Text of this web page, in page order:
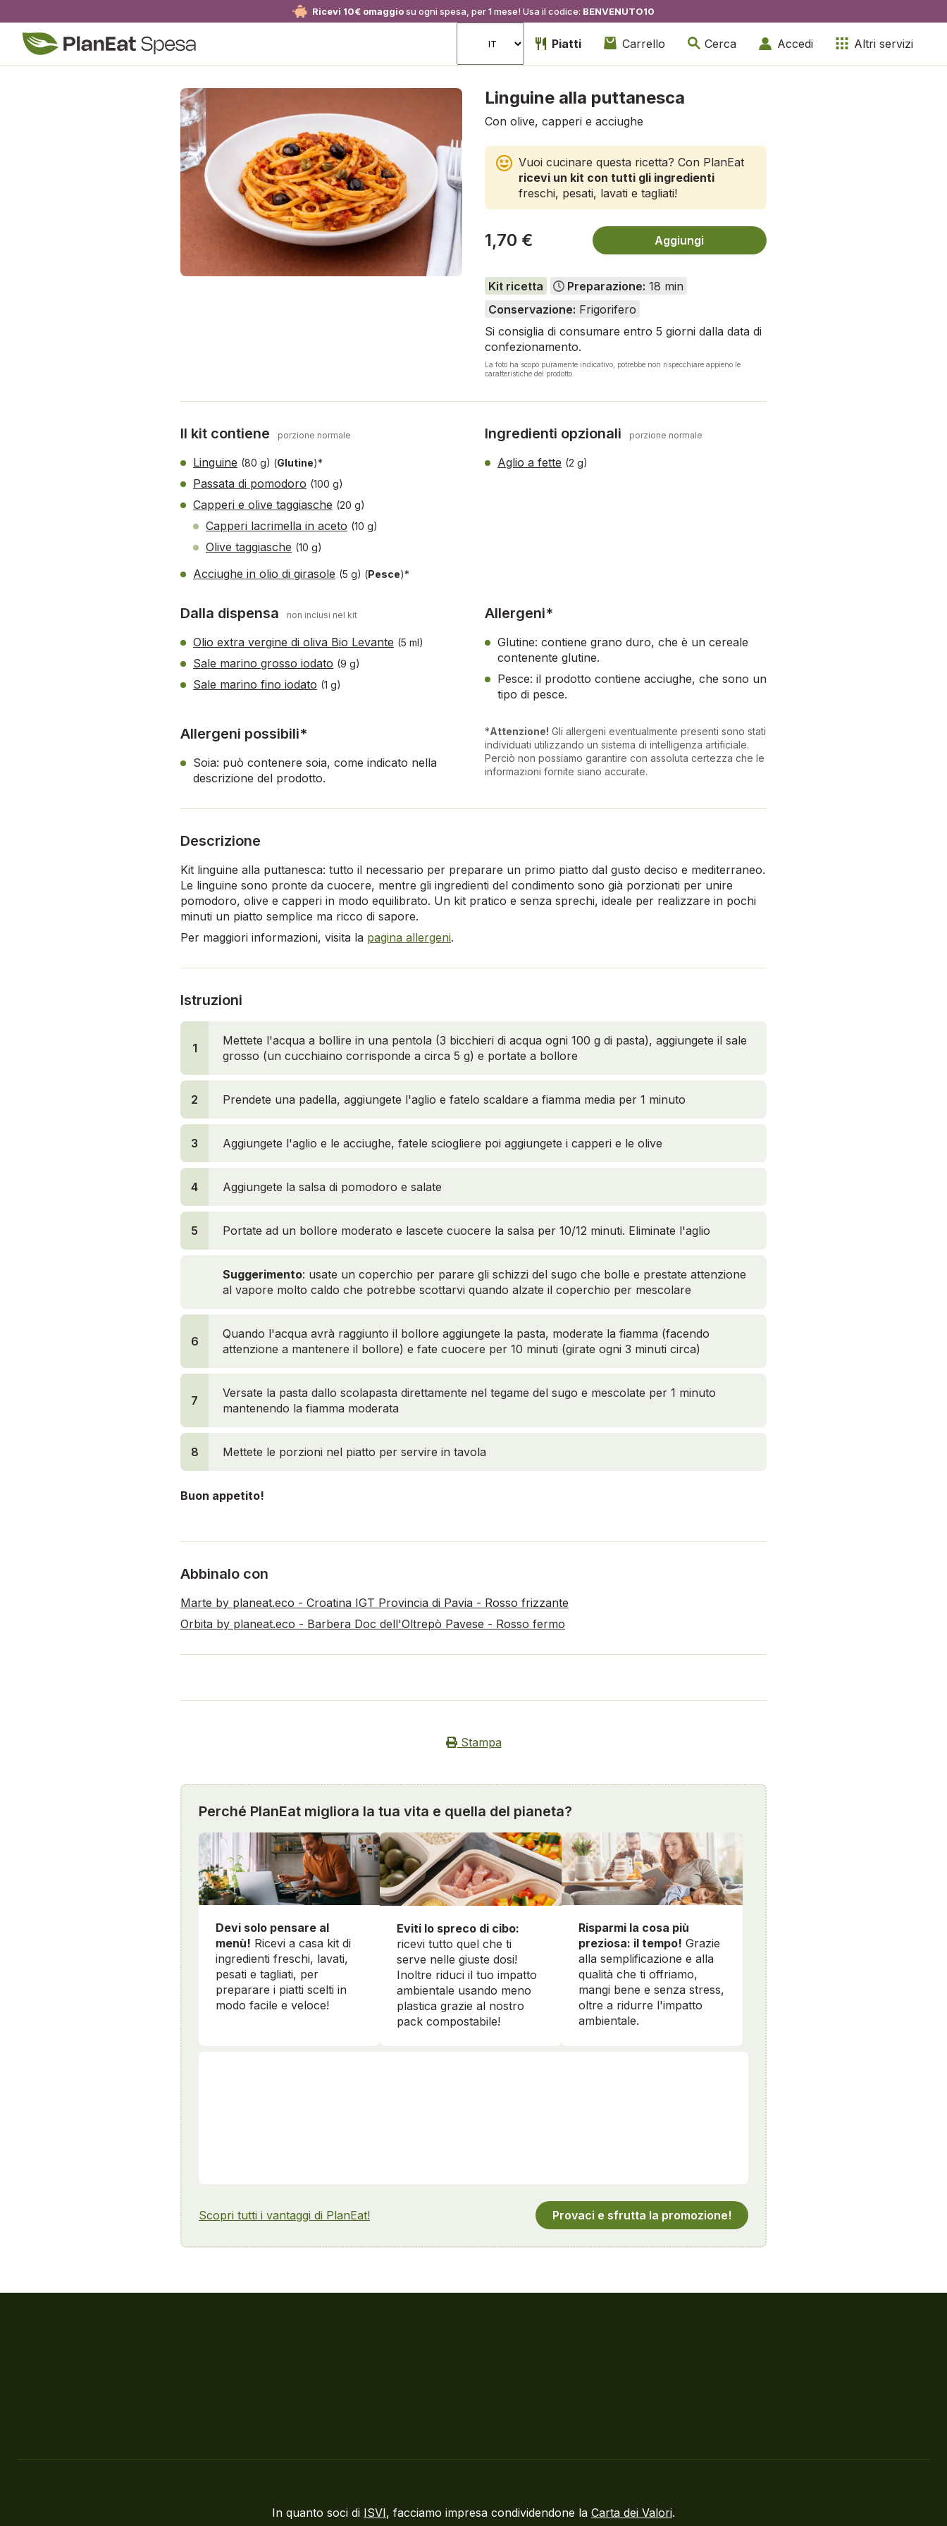
Ricevi 10€ omaggiosu ogni spesa, per 1 mese! Usa il codice: BENVENUTO10
Piatti Carrello Cerca Accedi Altri servizi
Linguine alla puttanesca
Con olive, capperi e acciughe
Vuoi cucinare questa ricetta? Con PlanEat
ricevi un kit con tutti gli ingredienti
freschi, pesati, lavati e tagliati!
1,70 € Aggiungi
Kit ricetta Preparazione: 18 min
Conservazione: Frigorifero
Si consiglia di consumare entro 5 giorni dalla data di
confezionamento.
La foto ha scopo puramente indicativo, potrebbe non rispecchiare appieno le
caratteristiche del prodotto.
Il kit contiene porzione normale
Linguine (80 g) (Glutine)*
Passata di pomodoro (100 g)
Capperi e olive taggiasche (20 g)
Capperi lacrimella in aceto (10 g)
Olive taggiasche (10 g)
Acciughe in olio di girasole (5 g) (Pesce)*
Ingredienti opzionali porzione normale
Aglio a fette (2 g)
Dalla dispensa non inclusi nel kit
Olio extra vergine di oliva Bio Levante (5 ml)
Sale marino grosso iodato (9 g)
Sale marino fino iodato (1 g)
Allergeni*
Glutine: contiene grano duro, che è un cereale
contenente glutine.
Pesce: il prodotto contiene acciughe, che sono un
tipo di pesce.
Allergeni possibili*
Soia: può contenere soia, come indicato nella
descrizione del prodotto.
*Attenzione! Gli allergeni eventualmente presenti sono stati
individuati utilizzando un sistema di intelligenza artificiale.
Perciò non possiamo garantire con assoluta certezza che le
informazioni fornite siano accurate.
Descrizione
Kit linguine alla puttanesca: tutto il necessario per preparare un primo piatto dal gusto deciso e mediterraneo.
Le linguine sono pronte da cuocere, mentre gli ingredienti del condimento sono già porzionati per unire
pomodoro, olive e capperi in modo equilibrato. Un kit pratico e senza sprechi, ideale per realizzare in pochi
minuti un piatto semplice ma ricco di sapore.
Per maggiori informazioni, visita la pagina allergeni.
Istruzioni
1
Mettete l'acqua a bollire in una pentola (3 bicchieri di acqua ogni 100 g di pasta), aggiungete il sale
grosso (un cucchiaino corrisponde a circa 5 g) e portate a bollore
1
2 Prendete una padella, aggiungete l'aglio e fatelo scaldare a fiamma media per 1 minuto
3 Aggiungete l'aglio e le acciughe, fatele sciogliere poi aggiungete i capperi e le olive
4 Aggiungete la salsa di pomodoro e salate
5 Portate ad un bollore moderato e lascete cuocere la salsa per 10/12 minuti. Eliminate l'aglio
Suggerimento: usate un coperchio per parare gli schizzi del sugo che bolle e prestate attenzione
al vapore molto caldo che potrebbe scottarvi quando alzate il coperchio per mescolare
6
Quando l'acqua avrà raggiunto il bollore aggiungete la pasta, moderate la fiamma (facendo
attenzione a mantenere il bollore) e fate cuocere per 10 minuti (girate ogni 3 minuti circa)
6
7
Versate la pasta dallo scolapasta direttamente nel tegame del sugo e mescolate per 1 minuto
mantenendo la fiamma moderata
7
8 Mettete le porzioni nel piatto per servire in tavola
Buon appetito!
Abbinalo con
Marte by planeat.eco - Croatina IGT Provincia di Pavia - Rosso frizzante
Orbita by planeat.eco - Barbera Doc dell'Oltrepò Pavese - Rosso fermo
Stampa
Perché PlanEat migliora la tua vita e quella del pianeta?
Devi solo pensare al
menù! Ricevi a casa kit di
ingredienti freschi, lavati,
pesati e tagliati, per
preparare i piatti scelti in
modo facile e veloce!
Eviti lo spreco di cibo:
ricevi tutto quel che ti
serve nelle giuste dosi!
Inoltre riduci il tuo impatto
ambientale usando meno
plastica grazie al nostro
pack compostabile!
Risparmi la cosa più
preziosa: il tempo! Grazie
alla semplificazione e alla
qualità che ti offriamo,
mangi bene e senza stress,
oltre a ridurre l'impatto
ambientale.
Scopri tutti i vantaggi di PlanEat! Provaci e sfrutta la promozione!
In quanto soci di ISVI, facciamo impresa condividendone la Carta dei Valori.